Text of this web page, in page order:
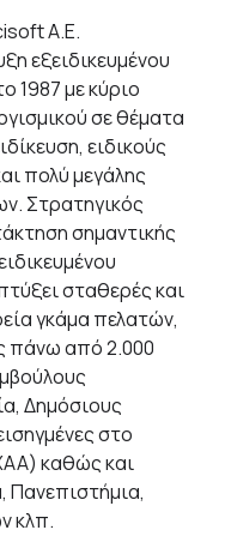
Α.Ε.
εξειδικευμένου
1987 με κύριο
σε θέματα
ειδικούς
πολύ μεγάλης
Στρατηγικός
σημαντικής
σταθερές και
γκάμα πελατών,
πάνω από 2.000
Δημόσιους
στο
καθώς και
Πανεπιστήμια,
κλπ.